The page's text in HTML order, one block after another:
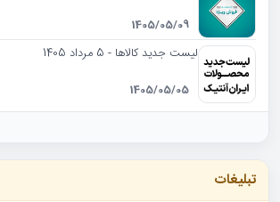
1405/05/09
لیست جدید کالاها - 5 مرداد 1405
1405/05/05
تبلیغات